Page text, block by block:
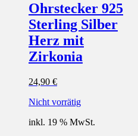
Ohrstecker 925
Sterling Silber
Herz mit
Zirkonia
24,90 €
Nicht vorrätig
inkl. 19 % MwSt.